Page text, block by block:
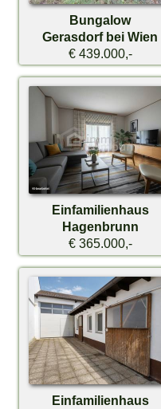
Bungalow
Gerasdorf bei Wien
€ 439.000,-
Einfamilienhaus
Hagenbrunn
€ 365.000,-
Einfamilienhaus